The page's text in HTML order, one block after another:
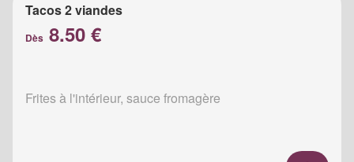
Tacos 2 viandes
Dès 8.50 €
Frites à l'intérieur, sauce fromagère